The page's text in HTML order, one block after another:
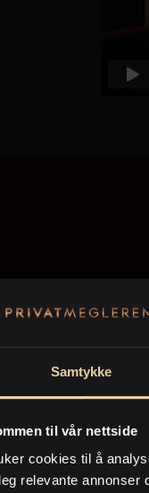
Samtykke
til vår nettside
cookies til å
relevante annonser
Vask og
er de små detaljene
forskjellen. Vi vasker,
eiendommen